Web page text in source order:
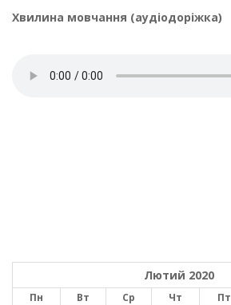
Хвилина мовчання (аудіодоріжка)
Лютий 2020
Пн Вт Ср Чт Пт